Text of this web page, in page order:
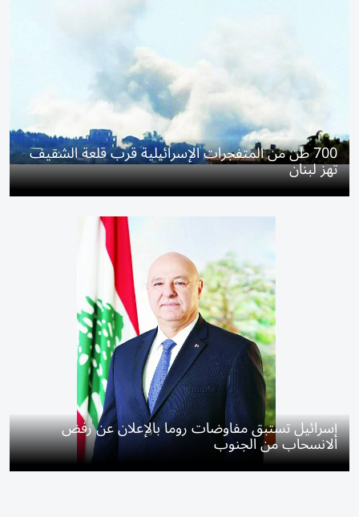
700 طن من المتفجرات الإسرائيلية قرب قلعة الشقيف
تهز لبنان
إسرائيل تستبق مفاوضات روما بالإعلان عن رفض
الانسحاب من الجنوب